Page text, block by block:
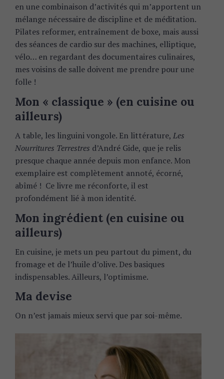
en une combinaison d’activités qui m’apportent un
mélange nécessaire de discipline et de méditation.
Pilates reformer, entraînement de boxe, mais aussi
des séances de cardio sur des machines, elliptique,
vélo… en regardant des documentaires culinaires,
mes voisins de salle doivent me prendre pour une
folle !
Mon « classique » (en cuisine ou
ailleurs)
A table, les linguini vongole. En littérature, Les
Nourritures Terrestres d’André Gide, que je relis
presque chaque année depuis mon enfance. Mon
exemplaire est complètement annoté, écorné,
abîmé ! Ce livre me réconforte, il est
profondément lié à mon identité.
Mon ingrédient (en cuisine ou
ailleurs)
En cuisine, je mets un peu partout du piment, du
fromage et de l’huile d’olive. Des basiques
indispensables. Ailleurs, l’optimisme.
Ma devise
On n’est jamais mieux servi que par soi-même.